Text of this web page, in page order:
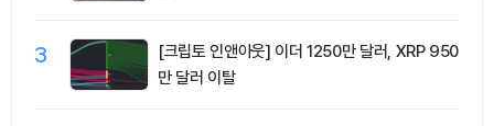
3
[크립토 인앤아웃] 이더 1250만 달러, XRP 950
만 달러 이탈